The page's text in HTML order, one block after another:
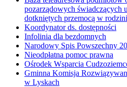
pozarządowych świadczących
dotkniętych przemocą w
Koordynator ds. dostępności
Infolinia dla bezdomnych
Narodowy Spis Powszechny
Nieodpłatna pomoc prawna
Ośrodek Wsparcia
Gminna Komisja
w Lyskach